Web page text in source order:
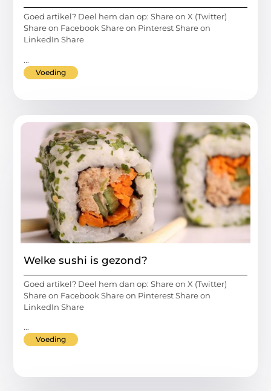
Goed artikel? Deel hem dan op: Share on X (Twitter)
Share on Facebook Share on Pinterest Share on
LinkedIn Share
...
Voeding
Welke sushi is gezond?
Goed artikel? Deel hem dan op: Share on X (Twitter)
Share on Facebook Share on Pinterest Share on
LinkedIn Share
...
Voeding